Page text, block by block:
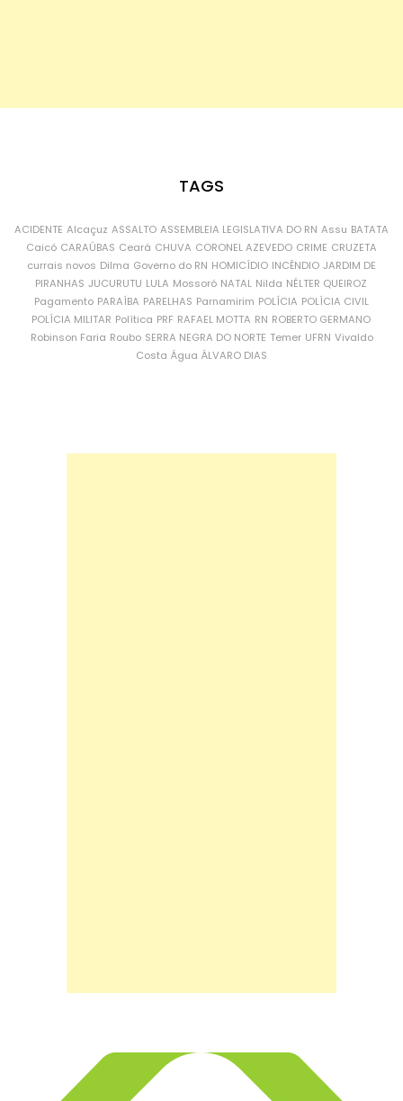
TAGS
ACIDENTE Alcaçuz ASSALTO ASSEMBLEIA LEGISLATIVA DO RN Assu BATATA
Caicó CARAÚBAS Ceará CHUVA CORONEL AZEVEDO CRIME CRUZETA
currais novos Dilma Governo do RN HOMICÍDIO INCÊNDIO JARDIM DE
PIRANHAS JUCURUTU LULA Mossoró NATAL Nilda NÉLTER QUEIROZ
Pagamento PARAÍBA PARELHAS Parnamirim POLÍCIA POLÍCIA CIVIL
POLÍCIA MILITAR Política PRF RAFAEL MOTTA RN ROBERTO GERMANO
Robinson Faria Roubo SERRA NEGRA DO NORTE Temer UFRN Vivaldo
Costa Água ÁLVARO DIAS